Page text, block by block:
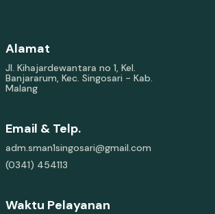
Alamat
Jl. Kihajardewantara no 1, Kel.
Banjararum, Kec. Singosari - Kab.
Malang
Email & Telp.
adm.sman1singosari@gmail.com
(0341) 454113
Waktu Pelayanan